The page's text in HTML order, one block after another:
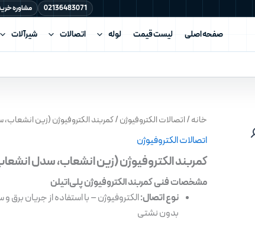
02136483071 مشاوره خرید:
صفحه اصلی لیست قیمت لوله اتصالات شیرآلات
خانه/اتصالات الکتروفیوژن/ کمربند الکتروفیوژن (زین
اتصالات الکتروفیوژن
کمربند الکتروفیوژن (زین انشعاب، سدل
مشخصات فنی کمربند الکتروفیوژن پلی‌اتیلن
نوع اتصال:الکتروفیوژن – با استفاده از جریان
بدون نشتی